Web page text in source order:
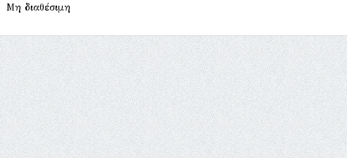
Μη διαθέσιμη